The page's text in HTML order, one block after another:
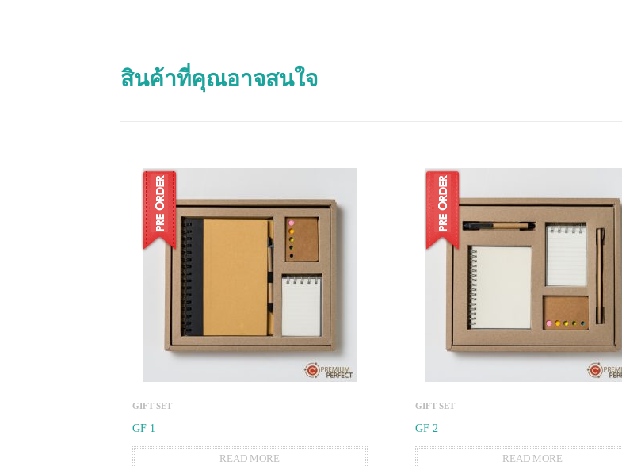
สินค้าที่คุณอาจสนใจ
GIFT SET
GF 1
READ MORE
GIFT SET
GF 2
READ MORE